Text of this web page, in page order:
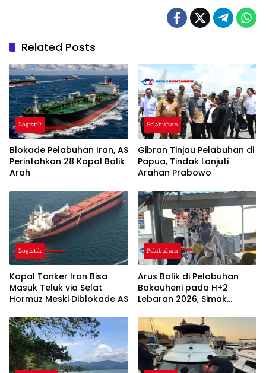
Related Posts
Logistik
Blokade Pelabuhan Iran, AS
Perintahkan 28 Kapal Balik
Arah
Pelabuhan
Gibran Tinjau Pelabuhan di
Papua, Tindak Lanjuti
Arahan Prabowo
Logistik
Kapal Tanker Iran Bisa
Masuk Teluk via Selat
Hormuz Meski Diblokade AS
Pelabuhan
Arus Balik di Pelabuhan
Bakauheni pada H+2
Lebaran 2026, Simak